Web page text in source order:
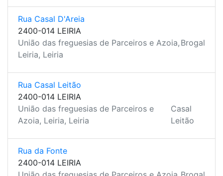
Rua Casal D'Areia
2400-014 LEIRIA
União das freguesias de Parceiros e Azoia,
Leiria, Leiria
Brogal
Rua Casal Leitão
2400-014 LEIRIA
União das freguesias de Parceiros e
Azoia, Leiria, Leiria
Casal
Leitão
Rua da Fonte
2400-014 LEIRIA